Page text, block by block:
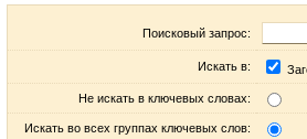
Поисковый запрос:
Искать в:
Не искать в ключевых словах:
Искать во всех группах ключевых слов: